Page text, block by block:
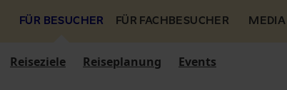
FÜR BESUCHER FÜR FACHBESUCHER MEDIA
Reiseziele Reiseplanung Events